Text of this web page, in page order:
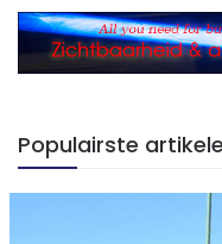
Populairste